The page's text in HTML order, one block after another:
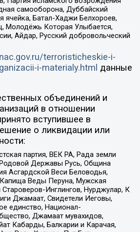
самооборона, Дуббайский
ячейка, Батал-Хаджи Белхороев,
Молодёжь Которая Улыбается,
Айдар, Русский добровольческий
terroristicheskie-i-
i-materialy.html данные
объединений и
в отношении
вступившее в
о ликвидации или
партия, ВЕК РА, Рада земли
Державы Русь, Община
Асгардской Веси Беловодья,
Веды Перуна, Мужская
Инглингов, Нурджулар, К
Джамаат, Свидетели Иеговы,
единство, Национал-
Джамаат мувахидов,
Кабарды, Балкарии и Карачая,